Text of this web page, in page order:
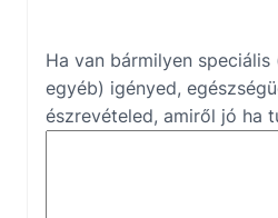
Ha van bármilyen
egyéb) igényed,
észrevételed, amiről jó ha